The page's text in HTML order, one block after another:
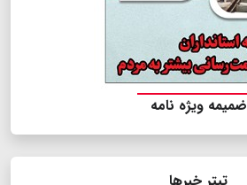
ضمیمه ویژه نامه